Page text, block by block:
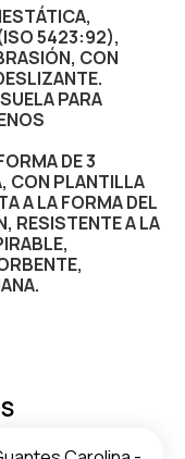
5423:92),
CON
PARA
DE 3
CON PLANTILLA
A LA FORMA DEL
RESISTENTE A LA